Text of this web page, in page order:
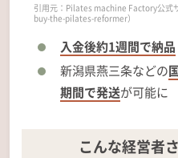
引用元：Pilates machine Factory公
buy-the-pilates-reformer）
入金後約1週間で納品
新潟県燕三条などの
期間で発送が可能に
こんな経営者